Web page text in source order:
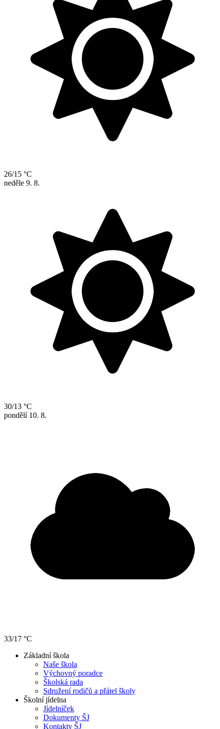
26/15 °C
neděle 9. 8.
30/13 °C
pondělí 10. 8.
33/17 °C
Základní škola
Naše škola
Výchovný poradce
Školská rada
Sdružení rodičů a přátel školy
Školní jídelna
Jídelníček
Dokumenty ŠJ
Kontakty ŠJ